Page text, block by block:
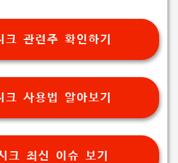
크 관련주 확인하기
크 사용법 알아보기
크 최신 이슈 보기